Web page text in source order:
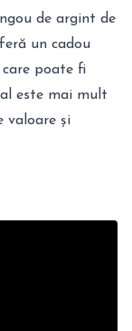
de argint de
un cadou
poate fi
este mai mult
valoare și